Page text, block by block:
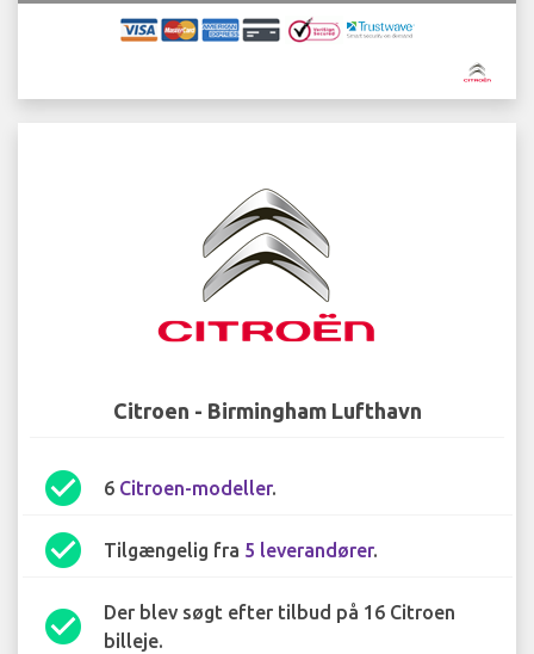
Citroen - Birmingham Lufthavn
check_circle 6 Citroen-modeller.
check_circle Tilgængelig fra 5 leverandører.
check_circle
Der blev søgt efter tilbud på 16 Citroen
billeje.